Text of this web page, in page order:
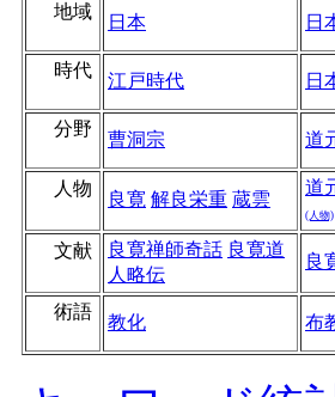
地域
日本 日
時代
江戸時代 日
分野
曹洞宗 道
人物
良寛 解良栄重 蔵雲
道
(人物)
文献 良寛禅師奇話 良寛道
人略伝
良
術語
教化 布